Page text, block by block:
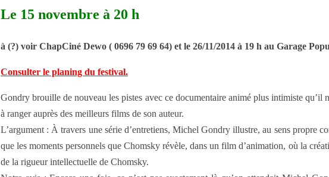
Le 15 novembre à 20 h
à (?) voir ChapCiné Dewo ( 0696 79 69 64) et le 26/11/2014 à 19 h au Garage
Consulter le planing du festival.
Gondry brouille de nouveau les pistes avec ce documentaire animé plus intimiste qu’il
à ranger auprès des meilleurs films de son auteur.
L’argument : À travers une série d’entretiens, Michel Gondry illustre, au sens propre
que les moments personnels que Chomsky révèle, dans un film d’animation, où la
de la rigueur intellectuelle de Chomsky.